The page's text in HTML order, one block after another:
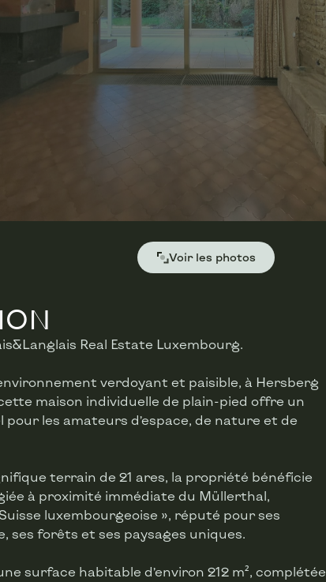
Voir les photos
Real Estate Luxembourg.
verdoyant et paisible, à Hersberg
maison individuelle de plain-pied offre un
les amateurs d’espace, de nature et de
terrain de 21 ares, la propriété bénéficie
à proximité immédiate du Müllerthal,
luxembourgeoise », réputé pour ses
ses forêts et ses paysages uniques.
surface habitable d’environ 212 m², complétée